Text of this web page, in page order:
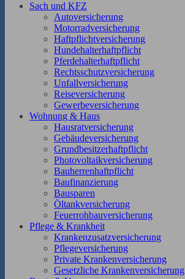
Sach und KFZ
Autoversicherung
Motorradversicherung
Haftpflichtversicherung
Hundehalterhaftpflicht
Pferdehalterhaftpflicht
Rechtsschutzversicherung
Unfallversicherung
Reiseversicherung
Gewerbeversicherung
Wohnung & Haus
Hausratversicherung
Gebäudeversicherung
Grundbesitzerhaftpflicht
Photovoltaikversicherung
Bauherrenhaftpflicht
Baufinanzierung
Bausparen
Öltankversicherung
Feuerrohbauversicherung
Pflege & Krankheit
Krankenzusatzversicherung
Pflegeversicherung
Private Krankenversicherung
Gesetzliche Krankenversicherung